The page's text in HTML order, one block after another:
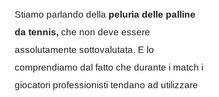
Stiamo parlando della peluria delle palline
da tennis, che non deve essere
assolutamente sottovalutata. E lo
comprendiamo dal fatto che durante i match i
giocatori professionisti tendano ad utilizzare